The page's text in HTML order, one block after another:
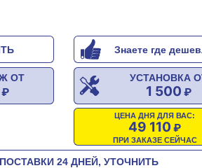
Знаете где
УСТАНОВКА
1 500
ОТ
ЦЕНА ДНЯ ДЛЯ ВАС:
49 110
ПРИ ЗАКАЗЕ СЕЙЧАС
24 ДНЕЙ, УТОЧНИТЬ